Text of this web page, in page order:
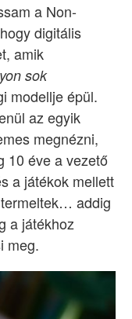
a Non-
digitális
amik
sok
modellje épül.
az egyik
megnézni,
10 éve a vezető
a játékok mellett
addig
a játékhoz
meg.